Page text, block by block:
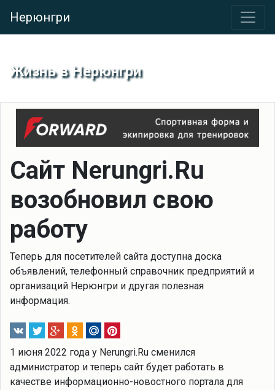
Нерюнгри
Жизнь в Нерюнгри
Сайт Nerungri.Ru
возобновил свою
работу
Теперь для посетителей сайта доступна доска
объявлений, телефонный справочник предприятий и
организаций Нерюнгри и другая полезная
информация.
1 июня 2022 года у Nerungri.Ru сменился
администратор и теперь сайт будет работать в
качестве информационно-новостного портала для